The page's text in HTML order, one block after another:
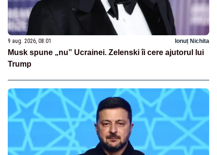
9 aug. 2026, 08:01 Ionuț Nichita
Musk spune „nu” Ucrainei. Zelenski îi cere ajutorul lui
Trump